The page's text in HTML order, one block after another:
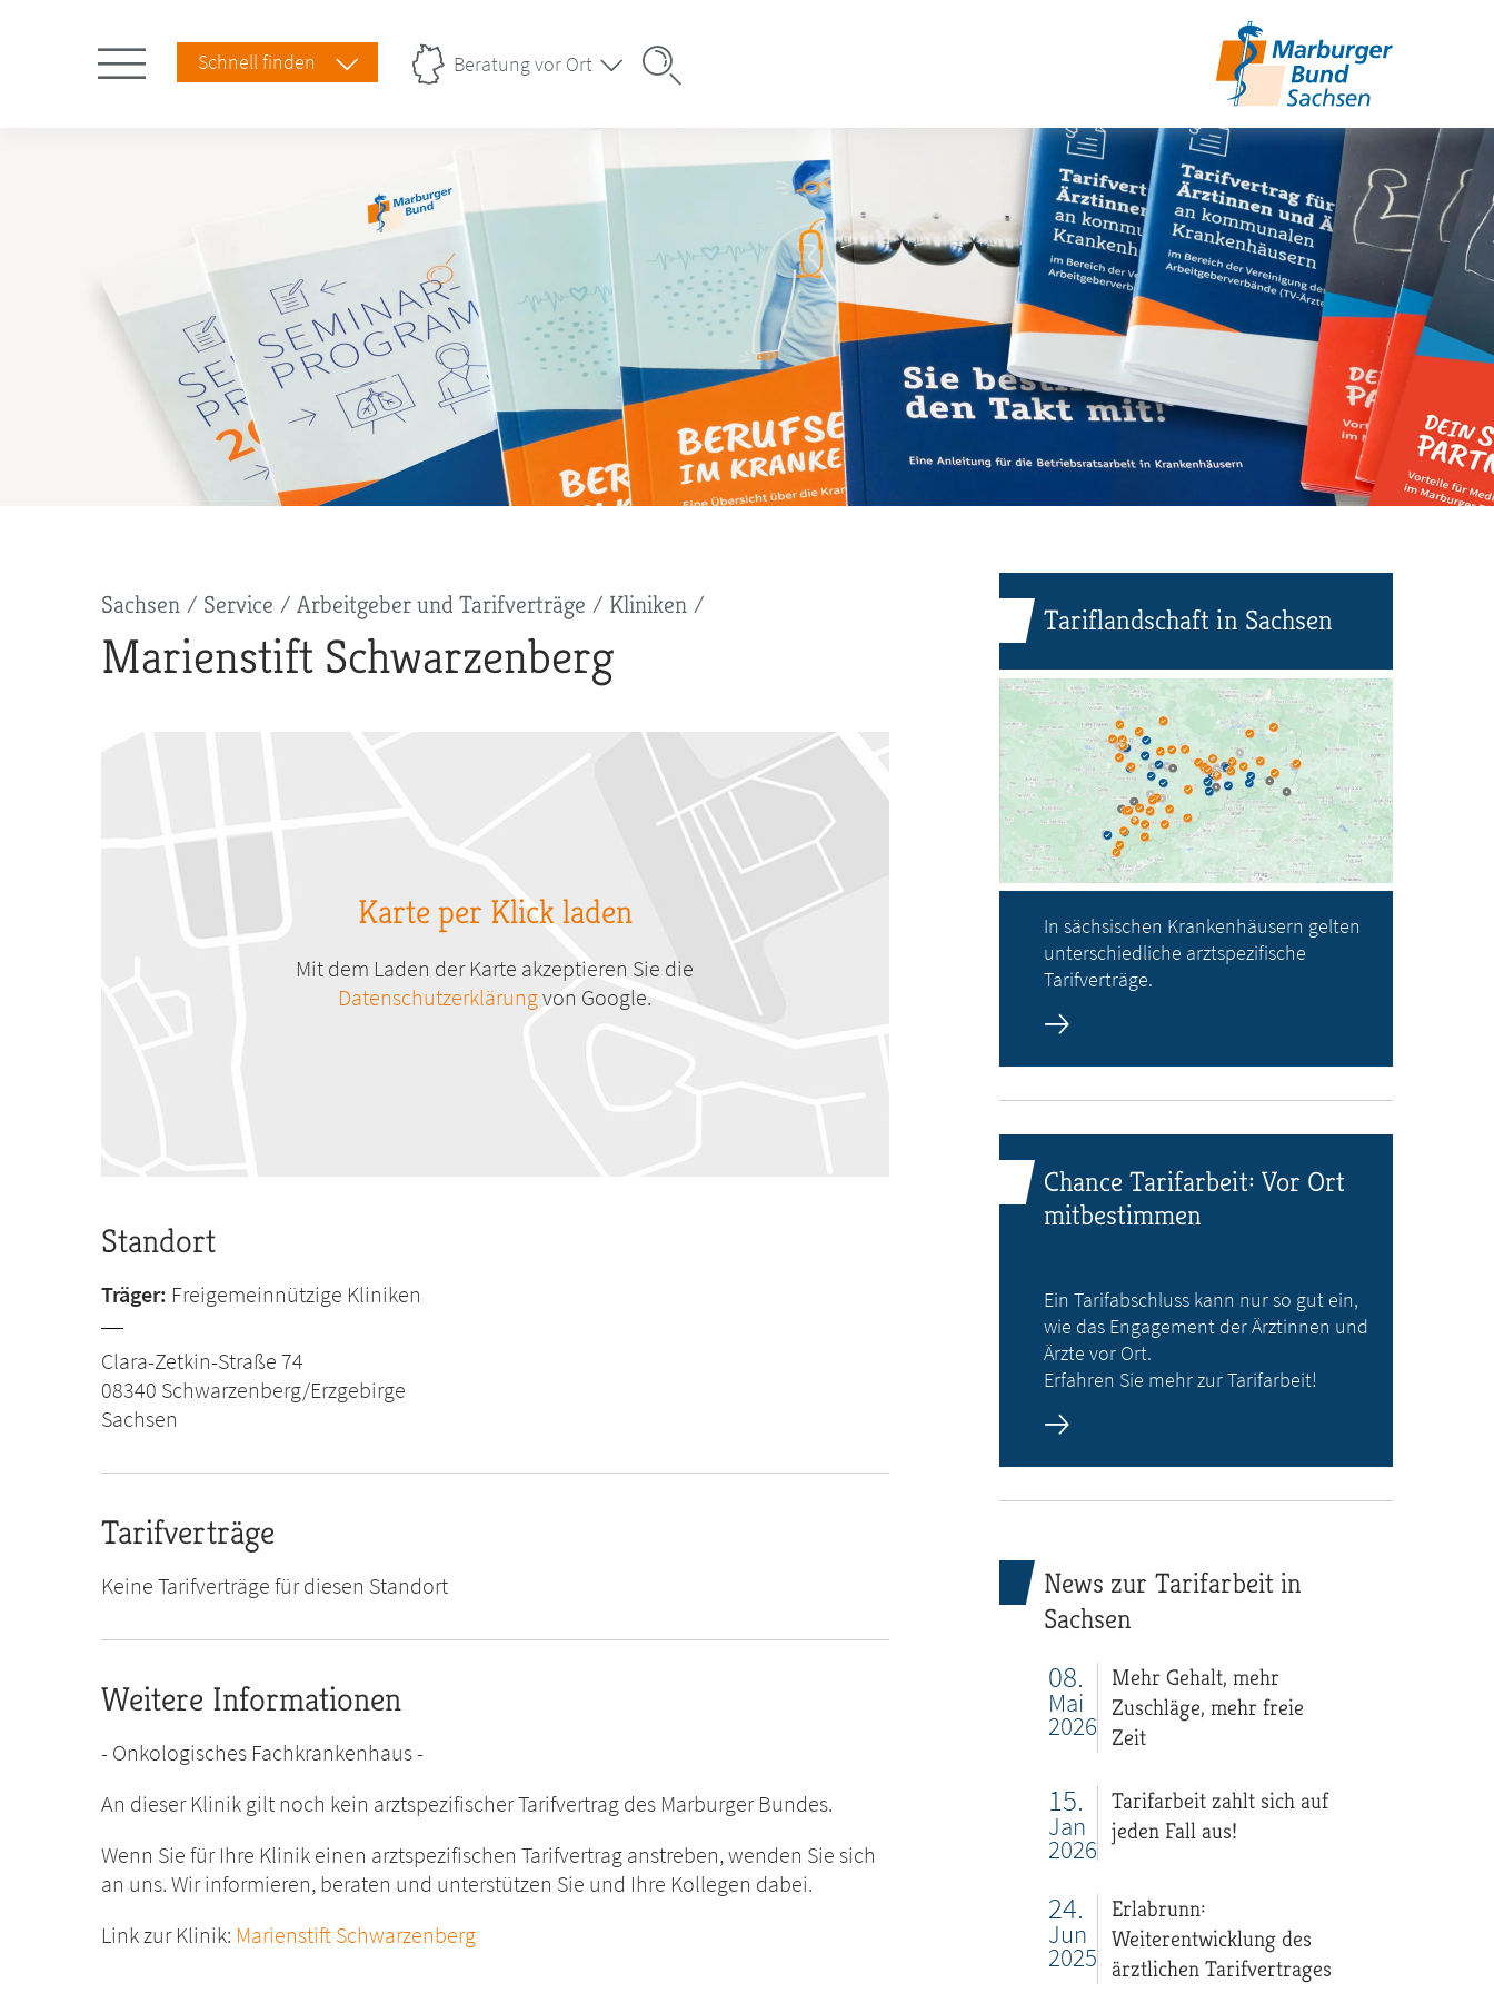
Schnell finden Beratung vor Ort
Pfadnavigation
Sachsen Service Arbeitgeber und Tarifverträge Kliniken
Marienstift Schwarzenberg
Karte per Klick laden
Mit dem Laden der Karte akzeptieren Sie die
Datenschutzerklärungvon Google.
Standort
Träger: Freigemeinnützige Kliniken
Clara-Zetkin-Straße 74
08340 Schwarzenberg/Erzgebirge
Sachsen
Tarifverträge
Keine Tarifverträge für diesen Standort
Weitere Informationen
- Onkologisches Fachkrankenhaus -
An dieser Klinik gilt noch kein arztspezifischer Tarifvertrag des Marburger Bundes.
Wenn Sie für Ihre Klinik einen arztspezifischen Tarifvertrag anstreben, wenden Sie sich
an uns. Wir informieren, beraten und unterstützen Sie und Ihre Kollegen dabei.
Link zur Klinik: Marienstift Schwarzenberg
Tariflandschaft in Sachsen
In sächsischen Krankenhäusern gelten
unterschiedliche arztspezifische
Tarifverträge.
Chance Tarifarbeit: Vor Ort
mitbestimmen
Ein Tarifabschluss kann nur so gut ein,
wie das Engagement der Ärztinnen und
Ärzte vor Ort.
Erfahren Sie mehr zur Tarifarbeit!
News zur Tarifarbeit in
Sachsen
08.
Mai
2026
Mehr Gehalt, mehr
Zuschläge, mehr freie
Zeit
15.
Jan
2026
Tarifarbeit zahlt sich auf
jeden Fall aus!
24.
Jun
2025
Erlabrunn:
Weiterentwicklung des
ärztlichen Tarifvertrages